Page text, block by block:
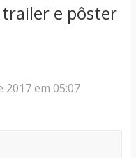
e pôster
2017 em 05:07